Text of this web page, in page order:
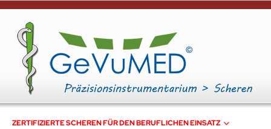
ZERTIFIZIERTE SCHEREN FÜR DEN BERUFLICHEN EINSATZ